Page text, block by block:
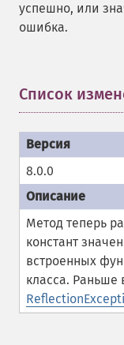
успешно, или
ошибка.
Список
8.0.0
Метод теперь
констант
встроенных
класса.